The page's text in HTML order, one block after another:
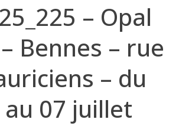
– Opal
Bennes – rue
– du
07 juillet